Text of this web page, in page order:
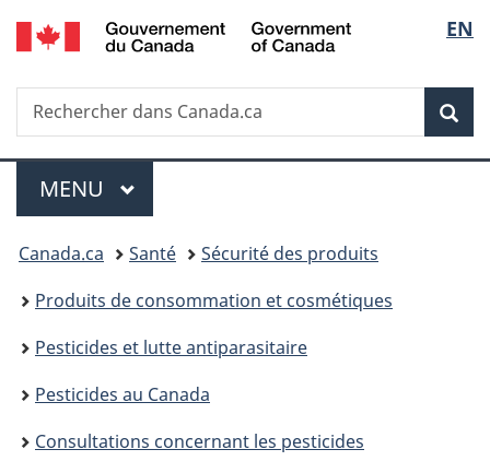
Passer
au
principal
Passer
à
Au
du
Passer
à
version
simplifiée
de
la
EN
Recherche
Rechercher
dans
Menu
MENU PRINCIPAL
Vous
êtes
ici :
Canada.ca Santé
Sécurité des produits
Produits de consommation et cosmétiques
Pesticides et lutte antiparasitaire
Pesticides au Canada
Consultations concernant les pesticides